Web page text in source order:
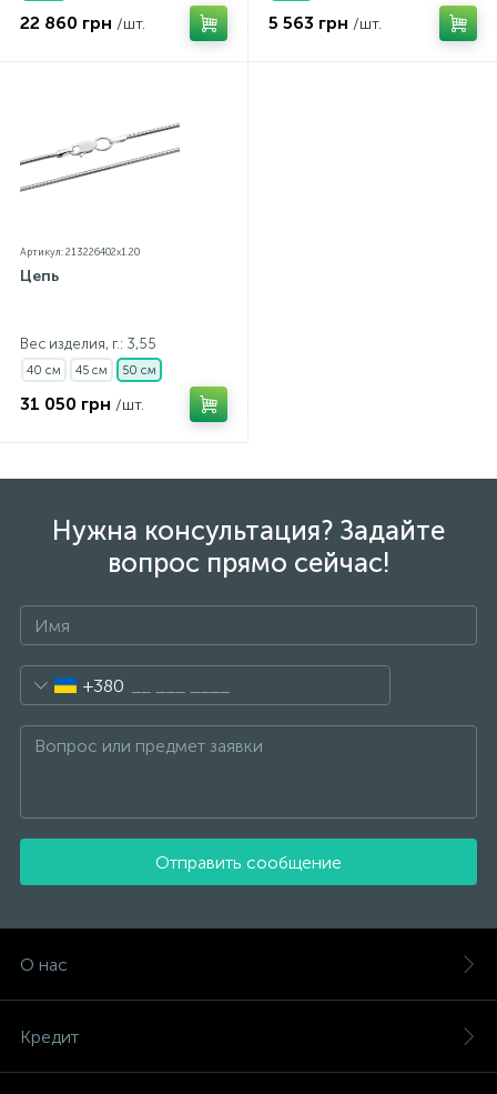
22 860 грн /шт. 5 563 грн /шт.
Артикул: 213226402x1.20
Цепь
Вес изделия, г.: 3,55
40 см 45 см 50 см
31 050 грн /шт.
Нужна консультация? Задайте
вопрос прямо сейчас!
+380
Отправить сообщение
О нас
Кредит